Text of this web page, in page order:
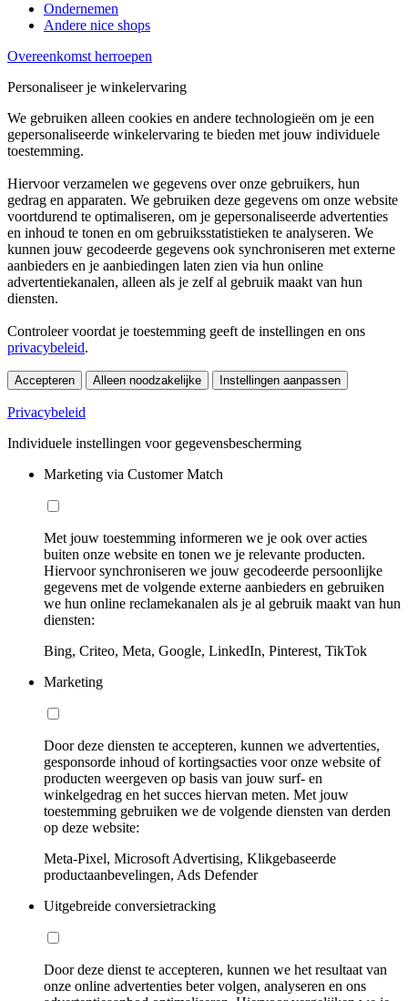
Ondernemen
Andere nice shops
Overeenkomst herroepen
Personaliseer je winkelervaring
We gebruiken alleen cookies en andere technologieën om je een
gepersonaliseerde winkelervaring te bieden met jouw individuele
toestemming.
Hiervoor verzamelen we gegevens over onze gebruikers, hun
gedrag en apparaten. We gebruiken deze gegevens om onze website
voortdurend te optimaliseren, om je gepersonaliseerde advertenties
en inhoud te tonen en om gebruiksstatistieken te analyseren. We
kunnen jouw gecodeerde gegevens ook synchroniseren met externe
aanbieders en je aanbiedingen laten zien via hun online
advertentiekanalen, alleen als je zelf al gebruik maakt van hun
diensten.
Controleer voordat je toestemming geeft de instellingen en ons
privacybeleid.
Accepteren Alleen noodzakelijke Instellingen aanpassen
Privacybeleid
Individuele instellingen voor gegevensbescherming
Marketing via Customer Match
Met jouw toestemming informeren we je ook over acties
buiten onze website en tonen we je relevante producten.
Hiervoor synchroniseren we jouw gecodeerde persoonlijke
gegevens met de volgende externe aanbieders en gebruiken
we hun online reclamekanalen als je al gebruik maakt van hun
diensten:
Bing, Criteo, Meta, Google, LinkedIn, Pinterest, TikTok
Marketing
Door deze diensten te accepteren, kunnen we advertenties,
gesponsorde inhoud of kortingsacties voor onze website of
producten weergeven op basis van jouw surf- en
winkelgedrag en het succes hiervan meten. Met jouw
toestemming gebruiken we de volgende diensten van derden
op deze website:
Meta-Pixel, Microsoft Advertising, Klikgebaseerde
productaanbevelingen, Ads Defender
Uitgebreide conversietracking
Door deze dienst te accepteren, kunnen we het resultaat van
onze online advertenties beter volgen, analyseren en ons